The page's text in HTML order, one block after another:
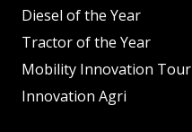
Diesel of the Year
Tractor of the Year
Mobility Innovation Tour
Innovation Agri